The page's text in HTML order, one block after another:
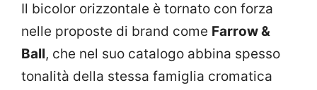
Il bicolor orizzontale è tornato con forza
nelle proposte di brand come Farrow &
Ball, che nel suo catalogo abbina spesso
tonalità della stessa famiglia cromatica